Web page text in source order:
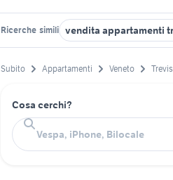
Ricerche simili vendita appartamenti
Subito Appartamenti Veneto
Cosa cerchi?